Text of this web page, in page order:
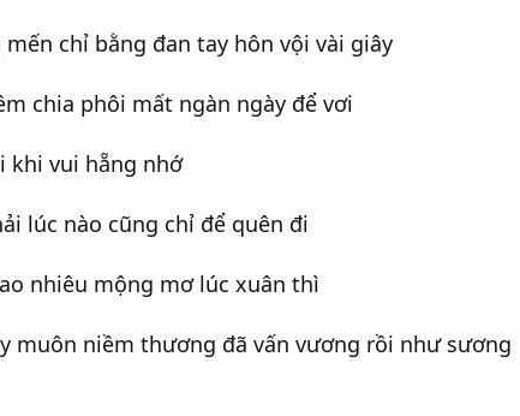
chỉ bằng đan tay hôn vội vài giây
chia phôi mất ngàn ngày để vơi
khi vui hẵng nhớ
lúc nào cũng chỉ để quên đi
nhiêu mộng mơ lúc xuân thì
muôn niềm thương đã vấn vương rồi như sương